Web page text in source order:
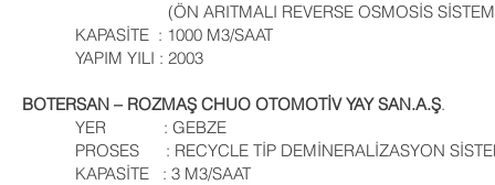
(ÖN ARITMALI REVERSE OSMOSİS
KAPASİTE : 1000 M3/SAAT
YAPIM YILI : 2003
BOTERSAN – ROZMAŞ CHUO OTOMOTİV YAY SAN.A.Ş.
YER : GEBZE
PROSES : RECYCLE TİP DEMİNERALİZASYON
KAPASİTE : 3 M3/SAAT